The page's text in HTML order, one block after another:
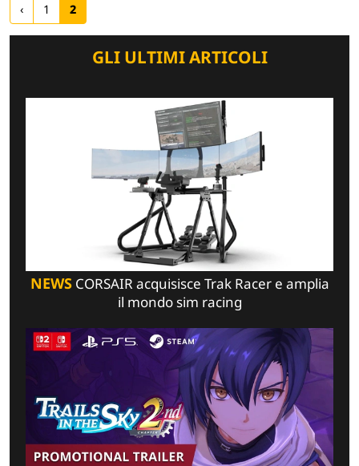
‹ 1 2
GLI ULTIMI ARTICOLI
NEWSCORSAIR acquisisce Trak Racer e amplia
il mondo sim racing